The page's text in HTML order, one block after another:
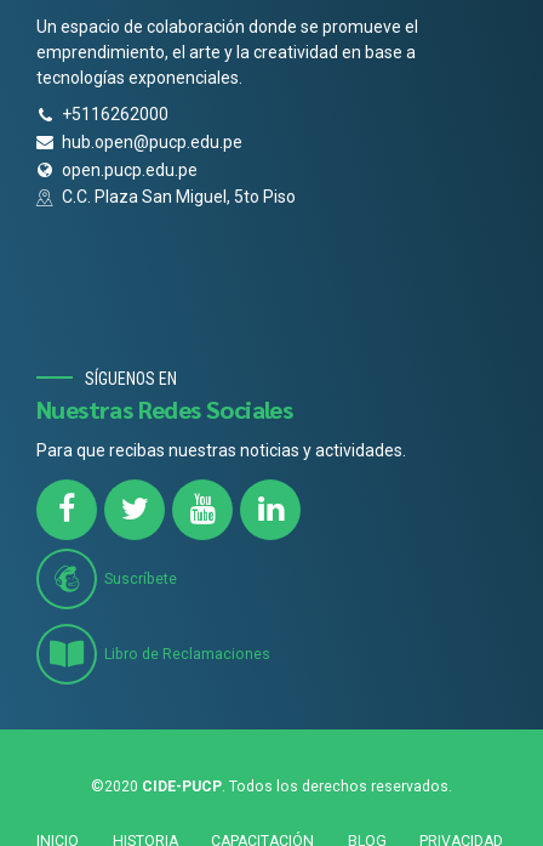
Un espacio de colaboración donde se promueve el
emprendimiento, el arte y la creatividad en base a
tecnologías exponenciales.
+5116262000
hub.open@pucp.edu.pe
open.pucp.edu.pe
C.C. Plaza San Miguel, 5to Piso
SÍGUENOS EN
Nuestras Redes Sociales
Para que recibas nuestras noticias y actividades.
Suscríbete
Libro de Reclamaciones
©2020 CIDE-PUCP. Todos los derechos reservados.
INICIO HISTORIA CAPACITACIÓN BLOG PRIVACIDAD